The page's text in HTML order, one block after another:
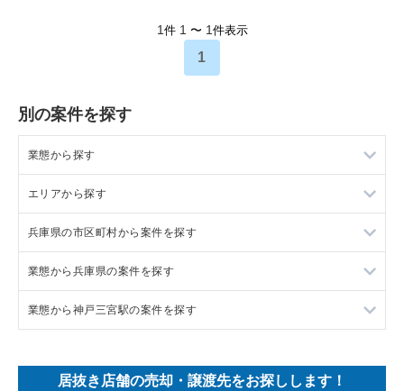
1 件 1 〜 1 件表示
1
別の案件を探す
業態から探す
ラーメンの居抜き売却物件の案件一覧
フランス料理の居抜き売却物件の案件一覧
イタリア料理の居抜き売却物件の案件一覧
中華の居抜き売却物件の案件一覧
寿司の居抜き売却物件の案件一覧
エリアから探す
東京23区の飲食店の居抜き売却物件の案件一覧
東京都下の飲食店の居抜き売却物件の案件一覧
千葉県の飲食店の居抜き売却物件の案件一覧
神奈川県の飲食店の居抜き売却物件の案件一覧
兵庫県の市区町村から案件を探す
尼崎市の飲食店の居抜き売却物件の案件一覧
西宮市の飲食店の居抜き売却物件の案件一覧
川西市の飲食店の居抜き売却物件の案件一覧
業態から兵庫県の案件を探す
兵庫県のラーメンの居抜き売却物件の案件一覧
兵庫県のイタリア料理の居抜き売却物件の案件一覧
業態から神戸三宮駅の案件を探す
神戸三宮駅のイタリア料理の居抜き売却物件の案件一覧
居抜き店舗の売却・譲渡先をお探しします！